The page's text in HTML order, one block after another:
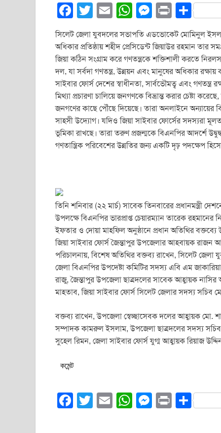
F
a
c
e
b
o
o
k
T
tt
er
E
ail
W
h
at
s
A
p
p
M
ss
e
n
g
er
Pr
in
t
S
h
ar
e
সিলেট জেলা যুবদলের সভাপতি এডভোকেট মোমিনুল
অধিকার প্রতিষ্ঠায় শহীদ প্রেসিডেন্ট জিয়াউর রহমান তার
জিয়া কঠিন সংগ্রাম করে গণতন্ত্রকে শক্তিশালী করতে
দল, যা সর্বদা গণতন্ত্র, উন্নয়ন এবং মানুষের অধিকার
সাইবার ফোর্স দেশের স্বাধীনতা, সার্বভৌমত্ব এবং গণতন্ত্র
মিথ্যা প্রচারণা চালিয়ে জনগণকে বিভ্রান্ত করার চেষ্টা
জনগণের কাছে পৌঁছে দিয়েছে। তারা অনলাইনে অন্যায়ের
সাহসী উদ্যোগ। যদিও জিয়া সাইবার ফোর্সের সদস্যরা
ভূমিকা রাখছে। তারা তরুণ প্রজন্মকে বিএনপির আদর্শে
গণতান্ত্রিক পরিবেশের উন্নতির জন্য একটি দৃঢ় পদক্ষেপ
তিনি শনিবার (২২ মার্চ) সাবেক তিনবারের প্রধানমন্ত্রী
উপলক্ষে বিএনপির ভারপ্রাপ্ত চেয়ারম্যান তারেক
ইফতার ও দোয়া মাহফিল অনুষ্ঠানে প্রধান অতিথির
জিয়া সাইবার ফোর্স জৈন্তাপুর উপজেলার আহবায়ক
পরিচালনায়, বিশেষ অতিথির বক্তব্য রাখেন, সিলেট
জেলা বিএনপির উপদেষ্টা কমিটির সদস্য এবি এম
রাজু, জৈন্তাপুর উপজেলা ছাত্রদলের সাবেক আহ্বায়ক
মাহতাব, জিয়া সাইবার ফোর্স সিলেট জেলার সদস্য সচিব
বক্তব্য রাখেন, উপজেলা স্বেচ্ছাসেবক দলের আহ্বায়ক মো.
সম্পাদক কামরুল ইসলাম, উপজেলা ছাত্রদলের সদস্য
সুহেল রিমন, জেলা সাইবার ফোর্স যুগ্ম আহ্বায়ক রিয়াজ
কমেন্ট
F
T
E
W M Pr S